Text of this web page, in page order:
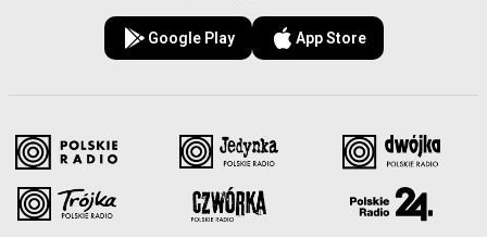
Google Play App Store